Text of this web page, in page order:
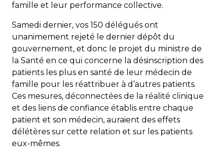
famille et leur performance collective.
Samedi dernier, vos 150 délégués ont
unanimement rejeté le dernier dépôt du
gouvernement, et donc le projet du ministre de
la Santé en ce qui concerne la désinscription des
patients les plus en santé de leur médecin de
famille pour les réattribuer à d’autres patients.
Ces mesures, déconnectées de la réalité clinique
et des liens de confiance établis entre chaque
patient et son médecin, auraient des effets
délétères sur cette relation et sur les patients
eux-mêmes.